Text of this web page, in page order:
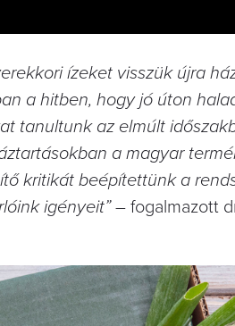
ízeket visszük újra
a hitben, hogy jó úton
tanultunk az elmúlt
a magyar
kritikát beépítettünk a
igényeit” – fogalmazott